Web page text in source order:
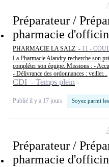
Préparateur /
pharmacie
PHARMACIE LA SALZ - 11 -
La Pharmacie Alandry recherche son
compléter son équipe. Missions : -
- Délivrance des ordonnances : veiller...
CDI - Temps plein
Publié il y a 17 jours Soyez parmi
Préparateur /
pharmacie